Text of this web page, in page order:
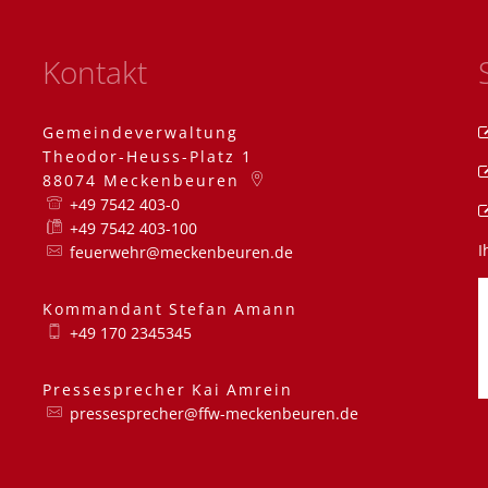
Kontakt
Gemeindeverwaltung
Theodor-Heuss-Platz 1
88074 Meckenbeuren
+49 7542 403-0
+49 7542 403-100
feuerwehr@meckenbeuren.de
Kommandant Stefan Amann
+49 170 2345345
Pressesprecher Kai Amrein
pressesprecher@ffw-meckenbeuren.de